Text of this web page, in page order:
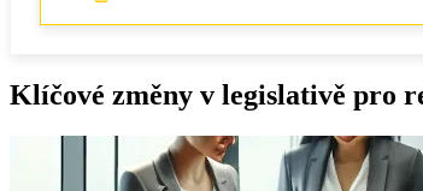
Klíčové změny v legislativě pro